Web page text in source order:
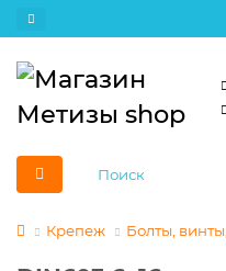
Крепеж Болты,